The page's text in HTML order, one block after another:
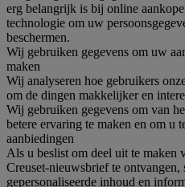
erg belangrijk is bij online
technologie om uw
beschermen.
Wij gebruiken gegevens om uw
maken
Wij analyseren hoe gebruikers
om de dingen makkelijker en
Wij gebruiken gegevens om van
betere ervaring te maken en om u
aanbiedingen
Als u beslist om deel uit te maken
Creuset-nieuwsbrief te ontvangen,
gepersonaliseerde inhoud en